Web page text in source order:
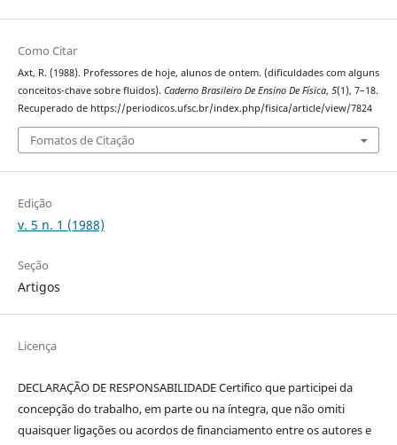
Como Citar
Axt, R. (1988). Professores de hoje, alunos de ontem. (dificuldades com alguns
conceitos-chave sobre fluidos). Caderno Brasileiro De Ensino De Física, 5(1), 7–18.
Recuperado de https://periodicos.ufsc.br/index.php/fisica/article/view/7824
Fomatos de Citação
Edição
v. 5 n. 1 (1988)
Seção
Artigos
Licença
DECLARAÇÃO DE RESPONSABILIDADE Certifico que participei da
concepção do trabalho, em parte ou na íntegra, que não omiti
quaisquer ligações ou acordos de financiamento entre os autores e